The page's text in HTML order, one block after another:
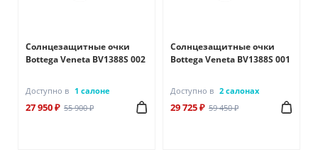
Солнцезащитные очки
Bottega Veneta BV1388S 002
Доступно в 1 салоне
27 950 ₽ 55 900 ₽
Солнцезащитные очки
Bottega Veneta BV1388S 001
Доступно в 2 салонах
29 725 ₽ 59 450 ₽